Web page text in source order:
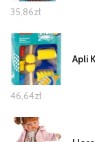
35,86zł
Apli
46,64zł